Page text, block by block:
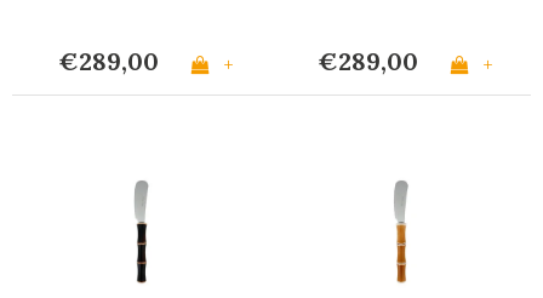
€289,00 + €289,00 +